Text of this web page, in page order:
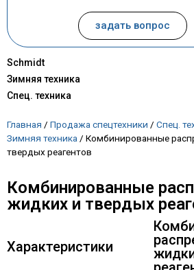
задать вопрос
Schmidt
Зимняя техника
Спец. техника
Главная / Продажа спецтехники / Спец.
Зимняя техника/ Комбинированные
твердых реагентов
Комбинированные
жидких и твердых
Характеристики